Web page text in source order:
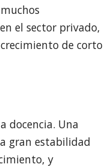
el sector privado,
de corto
docencia. Una
gran estabilidad
y